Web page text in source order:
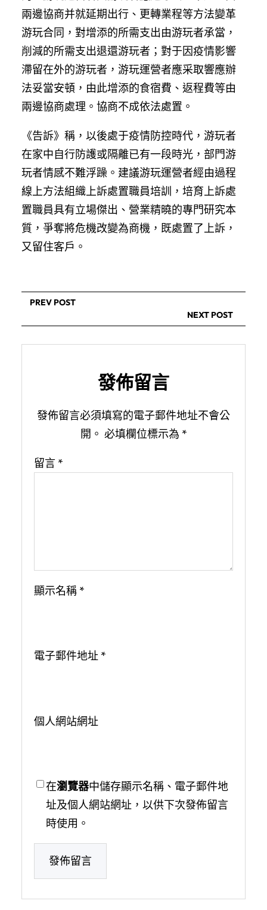
兩邊協商并就延期出行、更轉業程等方法變革
游玩合同，對增添的所需支出由游玩者承當，
削減的所需支出退還游玩者；對于因疫情影響
滯留在外的游玩者，游玩運營者應采取響應辦
法妥當安頓，由此增添的食宿費、返程費等由
兩邊協商處理。協商不成依法處置。
《告訴》稱，以後處于疫情防控時代，游玩者
在家中自行防護或隔離已有一段時光，部門游
玩者情感不難浮躁。建議游玩運營者經由過程
線上方法組織上訴處置職員培訓，培育上訴處
置職員具有立場傑出、營業精曉的專門研究本
質，爭奪將危機改變為商機，既處置了上訴，
又留住客戶。
PREV POST
NEXT POST
發佈留言
發佈留言必須填寫的電子郵件地址不會公
開。 必填欄位標示為 *
留言 *
顯示名稱 *
電子郵件地址 *
個人網站網址
在瀏覽器中儲存顯示名稱、電子郵件地
址及個人網站網址，以供下次發佈留言
時使用。